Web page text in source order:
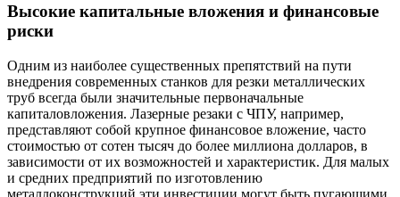
Высокие капитальные вложения и финансовые
риски
Одним из наиболее существенных препятствий на пути
внедрения современных станков для резки металлических
труб всегда были значительные первоначальные
капиталовложения. Лазерные резаки с ЧПУ, например,
представляют собой крупное финансовое вложение, часто
стоимостью от сотен тысяч до более миллиона долларов, в
зависимости от их возможностей и характеристик. Для малых
и средних предприятий по изготовлению
металлоконструкций эти инвестиции могут быть пугающими,